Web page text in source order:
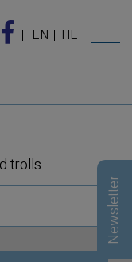
HE
EN
trolls
Newsletter